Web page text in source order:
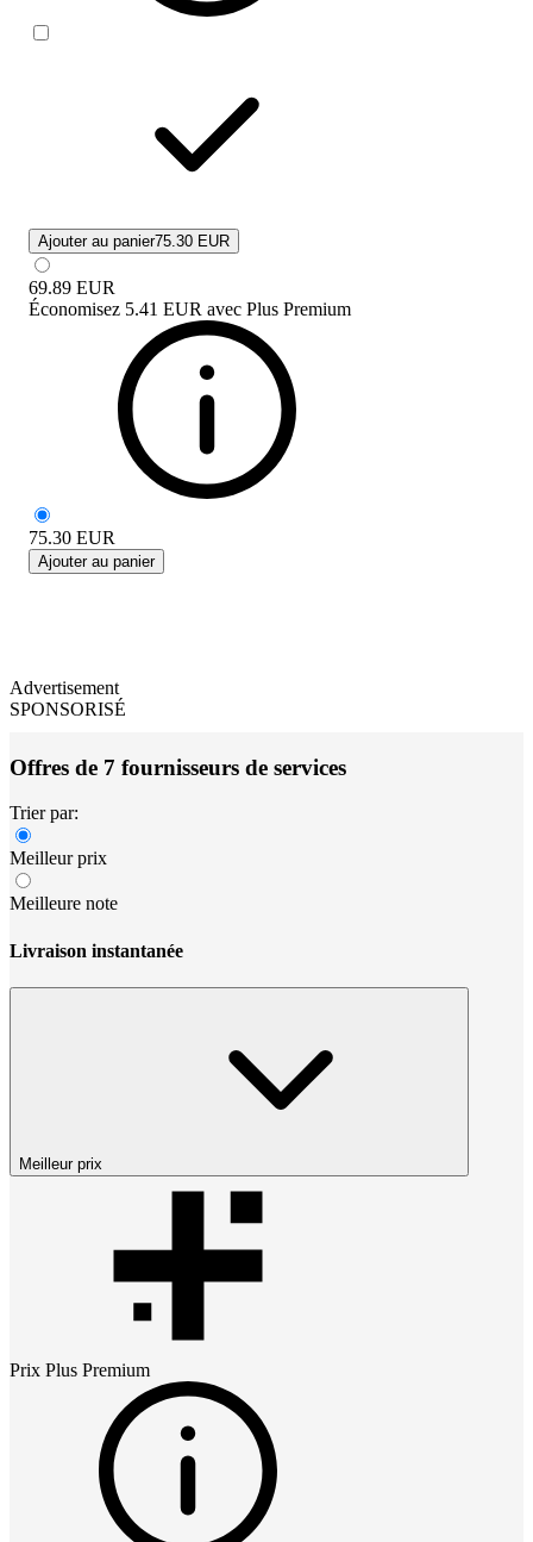
Ajouter au panier75.30 EUR
69.89 EUR
Économisez 5.41 EUR avec Plus Premium
75.30 EUR
Ajouter au panier
Advertisement
SPONSORISÉ
Offres de 7 fournisseurs de services
Trier par:
Meilleur prix
Meilleure note
Livraison instantanée
Meilleur prix
Prix Plus Premium